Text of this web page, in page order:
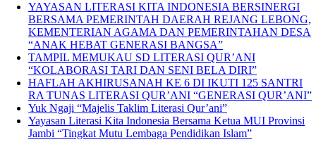
YAYASAN LITERASI KITA INDONESIA BERSINERGI
BERSAMA PEMERINTAH DAERAH REJANG LEBONG,
KEMENTERIAN AGAMA DAN PEMERINTAHAN DESA
“ANAK HEBAT GENERASI BANGSA”
TAMPIL MEMUKAU SD LITERASI QUR’ANI
“KOLABORASI TARI DAN SENI BELA DIRI”
HAFLAH AKHIRUSANAH KE 6 DI IKUTI 125 SANTRI
RA TUNAS LITERASI QUR’ANI “GENERASI QUR’ANI”
Yuk Ngaji “Majelis Taklim Literasi Qur’ani”
Yayasan Literasi Kita Indonesia Bersama Ketua MUI Provinsi
Jambi “Tingkat Mutu Lembaga Pendidikan Islam”